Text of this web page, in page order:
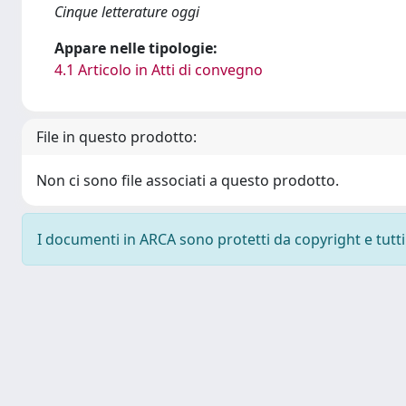
Cinque letterature oggi
Appare nelle tipologie:
4.1 Articolo in Atti di convegno
File in questo prodotto:
Non ci sono file associati a questo prodotto.
I documenti in ARCA sono protetti da copyright e